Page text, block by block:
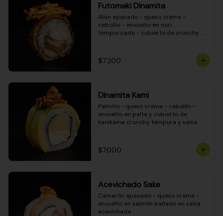
Futomaki Dinamita
Atún apanado - queso crema -
cebollín - envuelto en nori
tempurizado - cubierto de crunchy
$7.200
Dinamita Kami
Palmito - queso crema - cebollín -
envuelto en palta y cubierto de
kanikama crunchy tempura y salsa
$7.000
Acevichado Sake
Camarón apanado - queso crema -
envuelto en salmón bañado en salsa
acevichada